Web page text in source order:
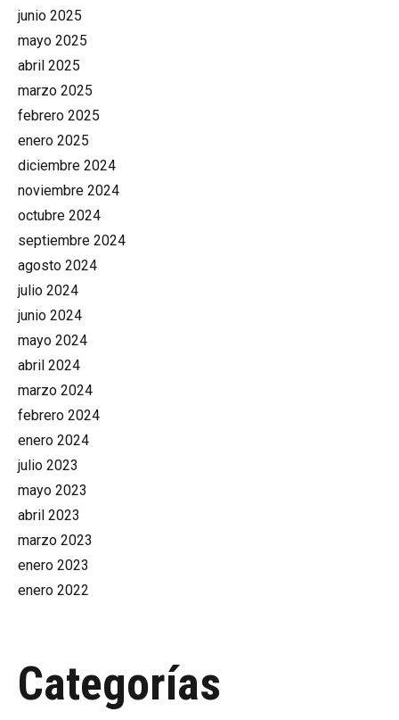
junio 2025
mayo 2025
abril 2025
marzo 2025
febrero 2025
enero 2025
diciembre 2024
noviembre 2024
octubre 2024
septiembre 2024
agosto 2024
julio 2024
junio 2024
mayo 2024
abril 2024
marzo 2024
febrero 2024
enero 2024
julio 2023
mayo 2023
abril 2023
marzo 2023
enero 2023
enero 2022
Categorías